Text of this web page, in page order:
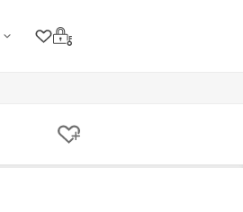
クリップリスト
ログイン
クリップする